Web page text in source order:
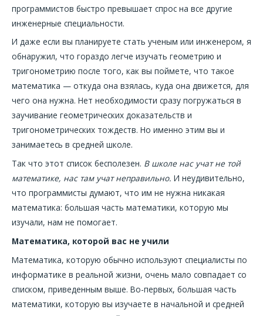
программистов быстро превышает спрос на все другие
инженерные специальности.
И даже если вы планируете стать ученым или инженером, я
обнаружил, что гораздо легче изучать геометрию и
тригонометрию после того, как вы поймете, что такое
математика — откуда она взялась, куда она движется, для
чего она нужна. Нет необходимости сразу погружаться в
заучивание геометрических доказательств и
тригонометрических тождеств. Но именно этим вы и
занимаетесь в средней школе.
Так что этот список бесполезен. В школе нас учат не той
математике, нас там учат неправильно. И неудивительно,
что программисты думают, что им не нужна никакая
математика: большая часть математики, которую мы
изучали, нам не помогает.
Математика, которой вас не учили
Математика, которую обычно используют специалисты по
информатике в реальной жизни, очень мало совпадает со
списком, приведенным выше. Во-первых, большая часть
математики, которую вы изучаете в начальной и средней